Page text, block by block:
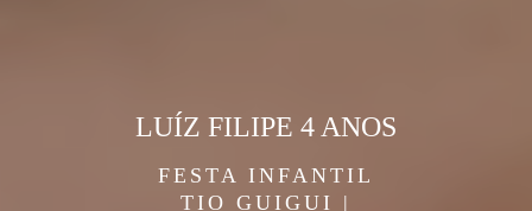
FESTA INFANTIL
TIO GUIGUI |
LUÍZ FILIPE 4 ANOS